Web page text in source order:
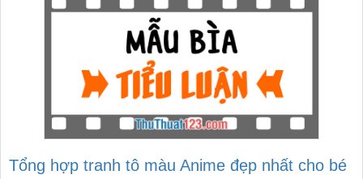
Tổng hợp tranh tô màu Anime đẹp nhất cho bé